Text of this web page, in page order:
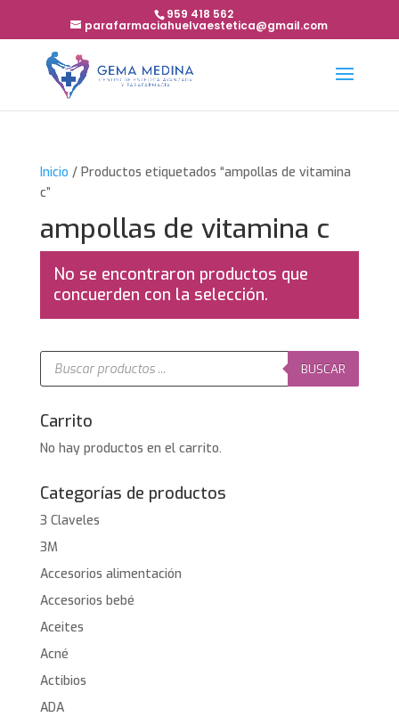
959 418 562
parafarmaciahuelvaestetica@gmail.com
Inicio / Productos etiquetados “ampollas de vitamina
c”
ampollas de vitamina c
No se encontraron productos que
concuerden con la selección.
Búsqueda
productos
BUSCAR
Carrito
No hay productos en el carrito.
Categorías de productos
3 Claveles
3M
Accesorios alimentación
Accesorios bebé
Aceites
Acné
Actibios
ADA